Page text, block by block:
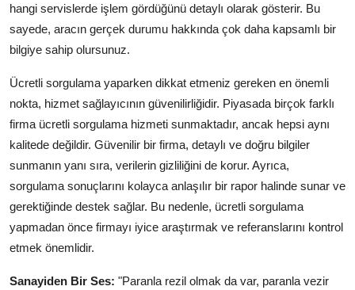
hangi servislerde işlem gördüğünü detaylı olarak gösterir. Bu
sayede, aracın gerçek durumu hakkında çok daha kapsamlı bir
bilgiye sahip olursunuz.
Ücretli sorgulama yaparken dikkat etmeniz gereken en önemli
nokta, hizmet sağlayıcının güvenilirliğidir. Piyasada birçok farklı
firma ücretli sorgulama hizmeti sunmaktadır, ancak hepsi aynı
kalitede değildir. Güvenilir bir firma, detaylı ve doğru bilgiler
sunmanın yanı sıra, verilerin gizliliğini de korur. Ayrıca,
sorgulama sonuçlarını kolayca anlaşılır bir rapor halinde sunar ve
gerektiğinde destek sağlar. Bu nedenle, ücretli sorgulama
yapmadan önce firmayı iyice araştırmak ve referanslarını kontrol
etmek önemlidir.
Sanayiden Bir Ses: "Paranla rezil olmak da var, paranla vezir